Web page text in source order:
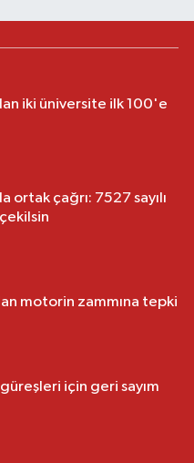
iki üniversite ilk 100'e
ortak çağrı: 7527 sayılı
motorin zammına tepki
için geri sayım